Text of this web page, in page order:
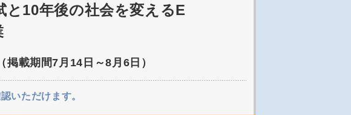
10年後の社会を変えるE
掲載期間7月14日～8月6日）
いただけます。